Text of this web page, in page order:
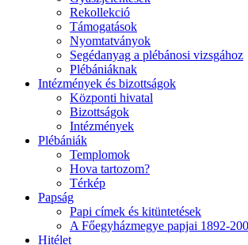
Rekollekció
Támogatások
Nyomtatványok
Segédanyag a plébánosi vizsgához
Plébániáknak
Intézmények és bizottságok
Központi hivatal
Bizottságok
Intézmények
Plébániák
Templomok
Hova tartozom?
Térkép
Papság
Papi címek és kitüntetések
A Főegyházmegye papjai 1892-
Hitélet